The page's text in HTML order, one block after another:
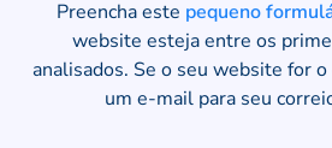
Preencha este pequeno
website esteja entre os
analisados. Se o seu website for
um e-mail para seu